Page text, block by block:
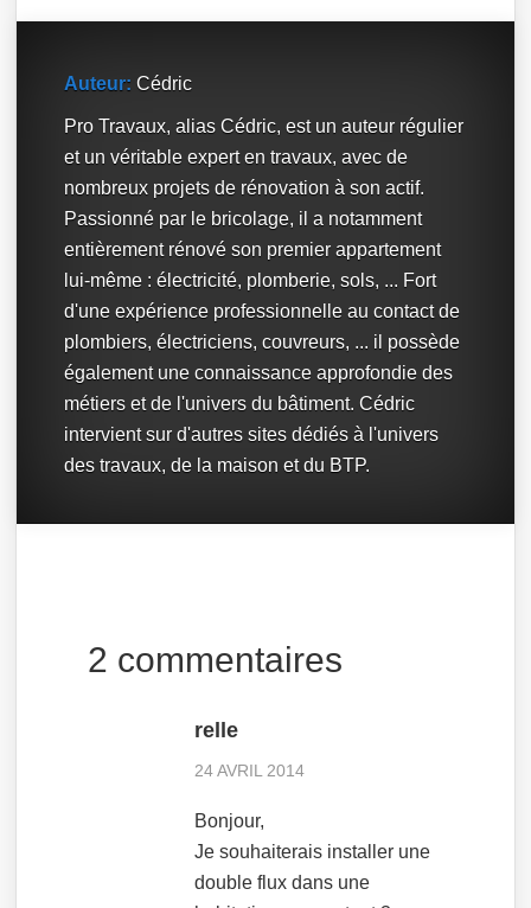
Auteur: Cédric
Pro Travaux, alias Cédric, est un auteur régulier
et un véritable expert en travaux, avec de
nombreux projets de rénovation à son actif.
Passionné par le bricolage, il a notamment
entièrement rénové son premier appartement
lui-même : électricité, plomberie, sols, ... Fort
d'une expérience professionnelle au contact de
plombiers, électriciens, couvreurs, ... il possède
également une connaissance approfondie des
métiers et de l'univers du bâtiment. Cédric
intervient sur d'autres sites dédiés à l'univers
des travaux, de la maison et du BTP.
2 commentaires
relle
24 AVRIL 2014
Bonjour,
Je souhaiterais installer une
double flux dans une